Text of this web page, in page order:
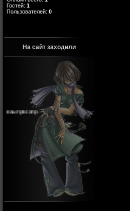
Гостей: 1
Пользователей: 0
На сайт заходили
ваыпрвсапр